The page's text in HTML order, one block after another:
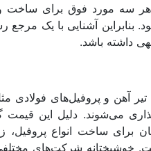
سه مورد فوق برای ساخت و
آشنایی با یک مرجع
داشته باشد.
آهن و پروفیل‌های فولادی
می‌شوند. دلیل این قیمت
ساخت انواع پروفیل،
خوشبختانه شرکت‌های